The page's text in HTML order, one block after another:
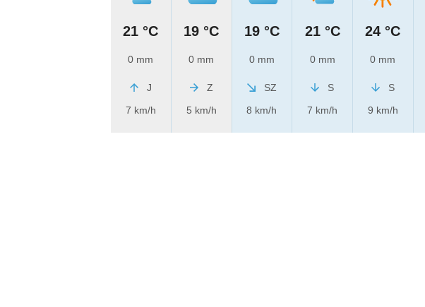
21 °C
0 mm
J
7 km/h
19 °C
0 mm
Z
5 km/h
19 °C
0 mm
SZ
8 km/h
21 °C
0 mm
S
7 km/h
24 °C
0 mm
S
9 km/h